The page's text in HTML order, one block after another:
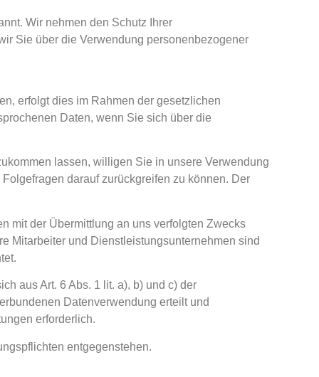
Wir nehmen den Schutz Ihrer
Sie über die Verwendung personenbezogener
erfolgt dies im Rahmen der gesetzlichen
Daten, wenn Sie sich über die
lassen, willigen Sie in unsere Verwendung
darauf zurückgreifen zu können. Der
mit der Übermittlung an uns verfolgten Zwecks
Mitarbeiter und Dienstleistungsunternehmen sind
aus Art. 6 Abs. 1 lit. a), b) und c) der
Datenverwendung erteilt und
erforderlich.
entgegenstehen.